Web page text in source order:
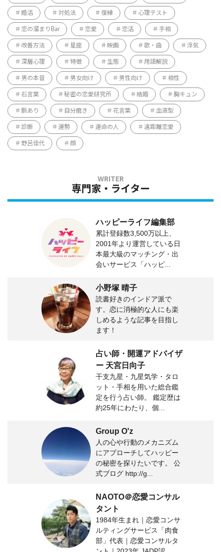
婚活 対処法 復縁 心理テスト
恋の溜まりBar 恋愛 恋活 手相
改善方法 星座 映画 歌・曲 浮気
深層心理 特徴 生態 用語解説
男の本音 男女向け 男性向け 相性
石言葉 秘密の恋愛研究所 結婚 胸キュン
脈あり 自分磨き 花言葉 血液型
診断 運勢 運命の人 遠距離恋愛
野呂佳代 顔
専門家・ライター
ハッピーライフ編集部
累計登録数3,500万以上、
2001年より運営している日
本最大級のマッチング・出
会いサービス「ハッピ...
小野塚 晴子
読書好きのインドア派で
す。恋に消極的な人にも楽
しめるような記事を目指し
ます！
占い師・開運アドバイザ
ー 天宮日向子
干支九星・九星気学・タロ
ット・手相を用いた総合鑑
定を行う占い師。 鑑定歴は
約25年にわたり、個...
Group O'z
人の心や行動のメカニズム
にアプローチしてハッピー
の秘密を探りたいです。 公
式ブログ http://g...
NAOTO＠恋愛コンサル
タント
1984年生まれ｜恋愛コンサ
ルティングサービス「肉食
部」代表｜恋愛コンサルタ